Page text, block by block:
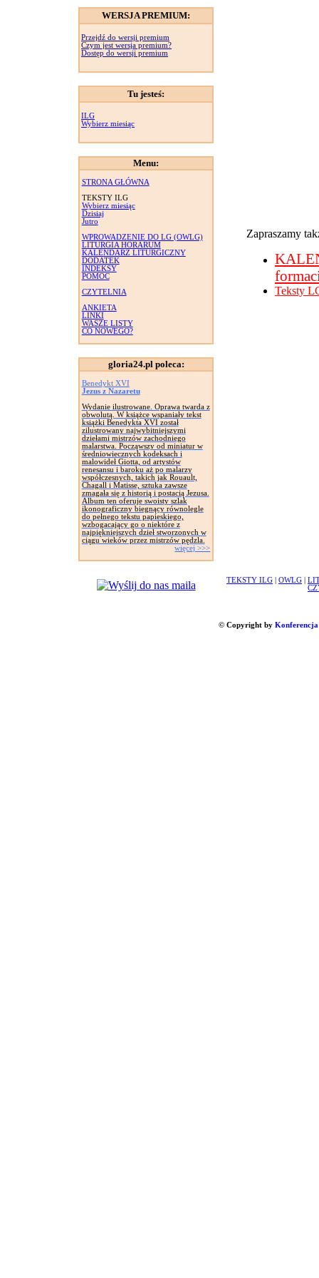
WERSJA PREMIUM:
Przejdź do wersji premium
Czym jest wersja premium?
Dostęp do wersji premium
Tu jesteś:
ILG
Wybierz miesiąc
Menu:
STRONA GŁÓWNA
TEKSTY ILG
Wybierz miesiąc
Dzisiaj
Jutro
WPROWADZENIE DO LG (OWLG)
LITURGIA HORARUM
KALENDARZ LITURGICZNY
DODATEK
INDEKSY
POMOC
CZYTELNIA
ANKIETA
LINKI
WASZE LISTY
CO NOWEGO?
gloria24.pl poleca:
Benedykt XVI
Jezus z Nazaretu
Wydanie ilustrowane. Oprawa twarda z
obwolutą. W książce wspaniały tekst
książki Benedykta XVI został
zilustrowany najwybitniejszymi
dziełami mistrzów zachodniego
malarstwa. Począwszy od miniatur w
średniowiecznych kodeksach i
malowideł Giotta, od artystów
renesansu i baroku aż po malarzy
współczesnych, takich jak Rouault,
Chagall i Matisse, sztuka zawsze
zmagała się z historią i postacią Jezusa.
Album ten oferuje swoisty szlak
ikonograficzny biegnący równolegle
do pełnego tekstu papieskiego,
wzbogacający go o niektóre z
najpiękniejszych dzieł stworzonych w
ciągu wieków przez mistrzów pędzla.
więcej >>>
Zapraszamy
Teksty
TEKSTY ILG OWLG
© Copyright by Konferencja